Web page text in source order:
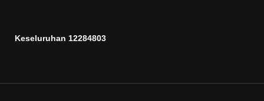
Keseluruhan 12284803